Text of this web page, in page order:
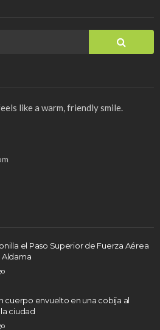
like a warm, friendly smile.
el Paso Superior de Fuerza Aérea
cuerpo envuelto en una cobija al
ciudad